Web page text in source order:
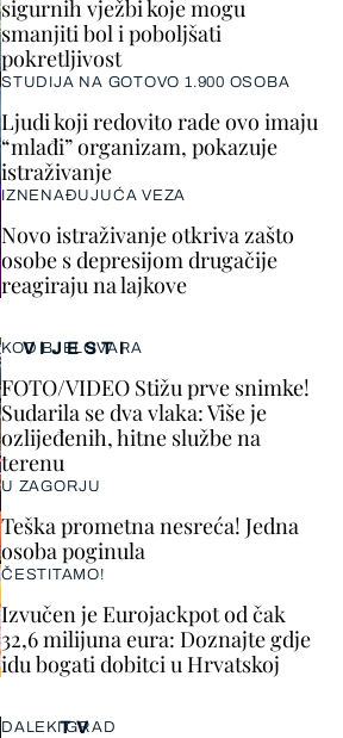
VIJESTI
KOD BJELOVARA
FOTO/VIDEO Stižu prve snimke!
Sudarila se dva vlaka: Više je
ozlijeđenih, hitne službe na
terenu
U ZAGORJU
Teška prometna nesreća! Jedna
osoba poginula
ČESTITAMO!
Izvučen je Eurojackpot od čak
32,6 milijuna eura: Doznajte gdje
idu bogati dobitci u Hrvatskoj
sigurnih vježbi koje mogu
smanjiti bol i poboljšati
pokretljivost
STUDIJA NA GOTOVO 1.900 OSOBA
Ljudi koji redovito rade ovo imaju
“mlađi” organizam, pokazuje
istraživanje
IZNENAĐUJUĆA VEZA
Novo istraživanje otkriva zašto
osobe s depresijom drugačije
reagiraju na lajkove
TV
DALEKI GRAD